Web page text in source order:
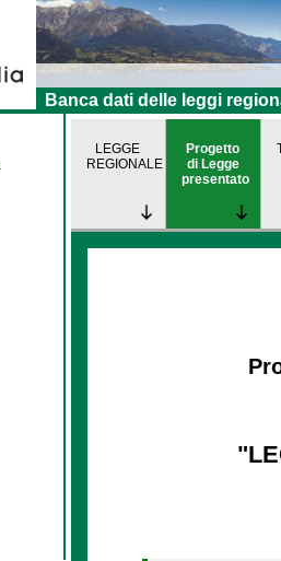
Banca dati delle leggi
LEGGE
REGIONALE
Progetto
di Legge
presentato